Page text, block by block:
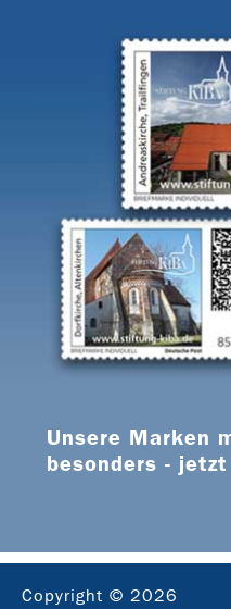
Unsere Marken
besonders -
Copyright © 2026